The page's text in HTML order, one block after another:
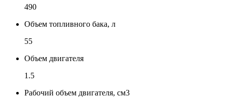
490
Объем топливного бака, л
55
Объем двигателя
1.5
Рабочий объем двигателя, см3